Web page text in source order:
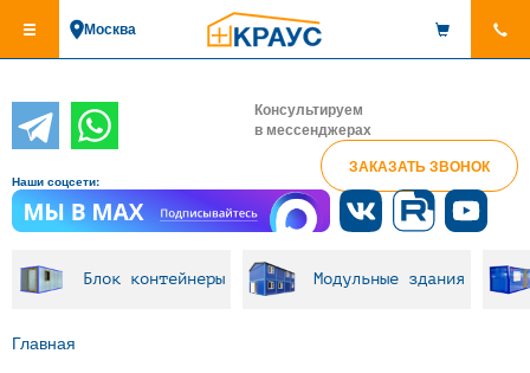
основному
Москва
Консультируем
в мессенджерах
ЗАКАЗАТЬ ЗВОНОК
Наши соцсети:
Блок контейнеры Модульные здания
Главная